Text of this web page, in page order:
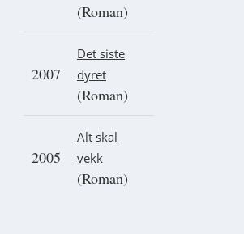
(Roman)
2007
Det siste
dyret
(Roman)
2005
Alt skal
vekk
(Roman)